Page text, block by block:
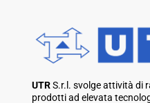
UTRS.r.l. svolge attività di
prodotti ad elevata